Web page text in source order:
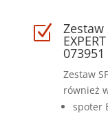
Z Zestaw
073951
Zestaw
również
spoter